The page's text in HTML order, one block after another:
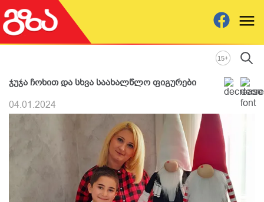
15+
ჯუჯა ჩოხით და სხვა საახალწლო ფიგურები
04.01.2024